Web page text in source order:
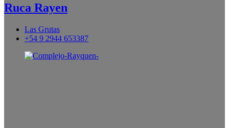
Ruca Rayen
Las Grutas
+54 9 2944 653387